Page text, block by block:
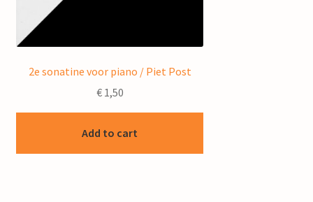
2e sonatine voor piano / Piet Post
€1,50
Add to cart